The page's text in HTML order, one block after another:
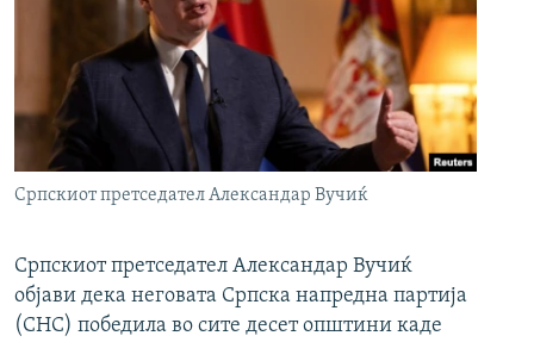
Српскиот претседател Александар Вучиќ
Српскиот претседател Александар Вучиќ
објави дека неговата Српска напредна партија
(СНС) победила во сите десет општини каде